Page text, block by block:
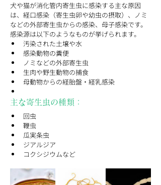
犬や猫が消化管内寄生虫に感染する主な原因
は、経口感染（寄生虫卵や幼虫の摂取）、ノミ
などの外部寄生虫からの感染、母子感染です。
感染源は以下のようなものが挙げられます。
汚染された土壌や水
感染動物の糞便
ノミなどの外部寄生虫
生肉や野生動物の捕食
母動物からの経胎盤・経乳感染
主な寄生虫の種類：
回虫
鞭虫
瓜実条虫
ジアルジア
コクシジウムなど